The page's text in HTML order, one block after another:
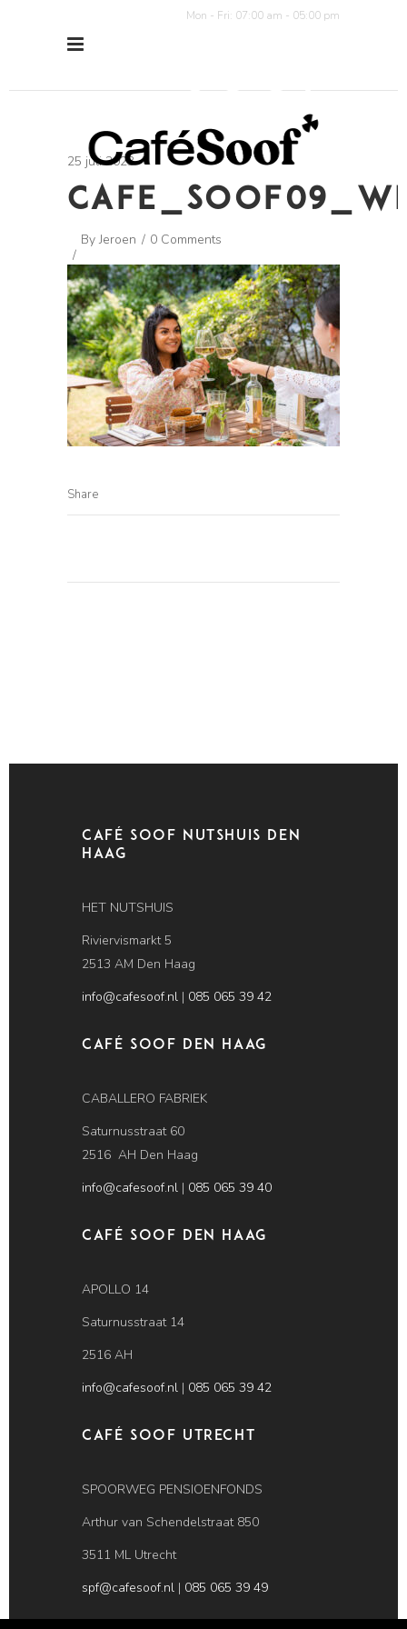
Mon - Fri: 07:00 am - 05:00 pm
25 juli 2023
By Jeroen 0 Comments
Share
Café Soof Nutshuis Den
Haag
HET NUTSHUIS
Riviervismarkt 5
2513 AM Den Haag
info@cafesoof.nl | 085 065 39 42
Café SOOF Den Haag
CABALLERO FABRIEK
Saturnusstraat 60
2516 AH Den Haag
info@cafesoof.nl | 085 065 39 40
Café SOOF Den Haag
APOLLO 14
Saturnusstraat 14
2516 AH
info@cafesoof.nl | 085 065 39 42
Café SOOF Utrecht
SPOORWEG PENSIOENFONDS
Arthur van Schendelstraat 850
3511 ML Utrecht
spf@cafesoof.nl | 085 065 39 49